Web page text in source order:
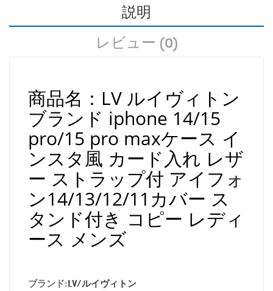
説明
レビュー (0)
商品名：LV ルイヴィトン
ブランド iphone 14/15
pro/15 pro maxケース イ
ンスタ風 カード入れ レザ
ー ストラップ付 アイフォ
ン14/13/12/11カバー ス
タンド付き コピー レディ
ース メンズ
ブランド:LV/ルイヴィトン